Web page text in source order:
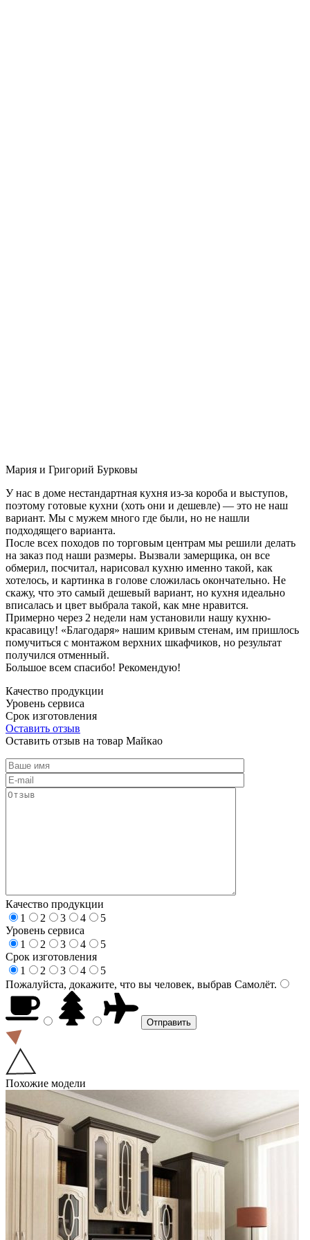
Мария и Григорий Бурковы
У нас в доме нестандартная кухня из-за короба и выступов,
поэтому готовые кухни (хоть они и дешевле) — это не наш
вариант. Мы с мужем много где были, но не нашли
подходящего варианта.
После всех походов по торговым центрам мы решили делать
на заказ под наши размеры. Вызвали замерщика, он все
обмерил, посчитал, нарисовал кухню именно такой, как
хотелось, и картинка в голове сложилась окончательно. Не
скажу, что это самый дешевый вариант, но кухня идеально
вписалась и цвет выбрала такой, как мне нравится.
Примерно через 2 недели нам установили нашу кухню-
красавицу! «Благодаря» нашим кривым стенам, им пришлось
помучиться с монтажом верхних шкафчиков, но результат
получился отменный.
Большое всем спасибо! Рекомендую!
Качество продукции
Уровень сервиса
Срок изготовления
Оставить отзыв
Оставить отзыв на товар Майкао
Качество продукции
1
2 3 4
5
Уровень сервиса
1
2 3 4
5
Срок изготовления
1
2 3 4
5
Пожалуйста, докажите, что вы человек, выбрав Самолёт.
Похожие модели